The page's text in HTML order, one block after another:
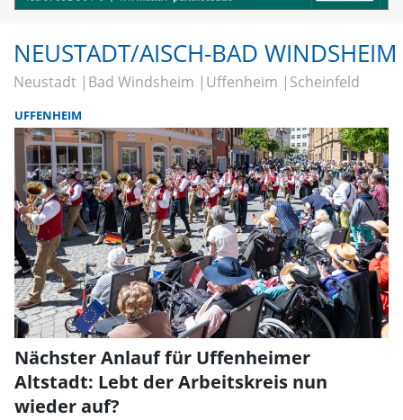
NEUSTADT/AISCH-BAD WINDSHEIM
Neustadt Bad Windsheim Uffenheim Scheinfeld
UFFENHEIM
Nächster Anlauf für Uffenheimer
Altstadt: Lebt der Arbeitskreis nun
wieder auf?